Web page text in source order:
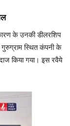
के उनकी डीलरशिप
स्थित कंपनी के
किया गया। इस रवैये